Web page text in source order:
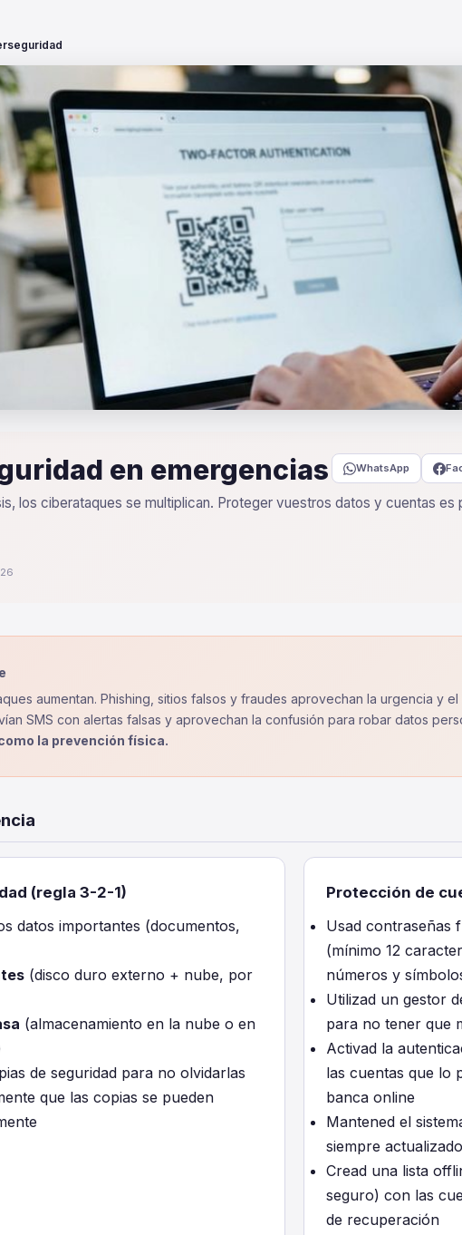
en emergencias
los ciberataques se multiplican. Proteger vuestros datos y cuentas es
WhatsApp
aumentan. Phishing, sitios falsos y fraudes aprovechan la urgencia y
SMS con alertas falsas y aprovechan la confusión para robar datos
la prevención física.
(regla 3-2-1)
datos importantes (documentos,
(disco duro externo + nube, por
(almacenamiento en la nube o en
de seguridad para no olvidarlas
que las copias se pueden
Protección de
Usad contraseñas
(mínimo 12
números y
Utilizad un gestor
para no tener que
Activad la
las cuentas que lo
banca online
Mantened el
siempre
Cread una lista
seguro) con las
de recuperación